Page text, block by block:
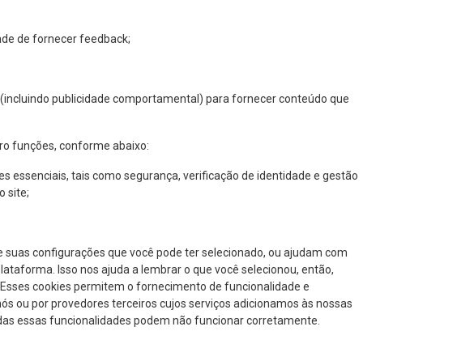
de fornecer feedback;
publicidade comportamental) para fornecer conteúdo que
funções, conforme abaixo:
essenciais, tais como segurança, verificação de identidade e gestão
site;
suas configurações que você pode ter selecionado, ou ajudam com
Isso nos ajuda a lembrar o que você selecionou, então,
cookies permitem o fornecimento de funcionalidade e
ou por provedores terceiros cujos serviços adicionamos às nossas
essas funcionalidades podem não funcionar corretamente.